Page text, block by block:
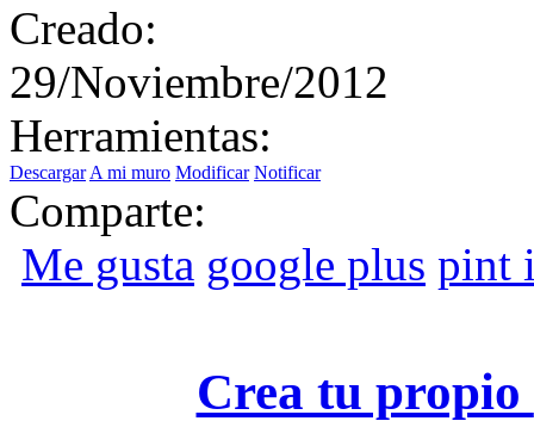
Creado:
29/Noviembre/2012
Herramientas:
Descargar A mi muro Modificar Notificar
Comparte:
Me gusta google plus pint
Crea tu propio